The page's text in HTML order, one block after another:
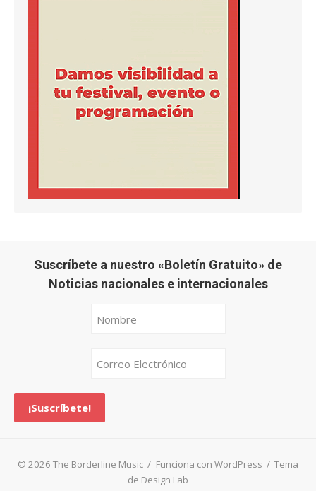
Suscríbete a nuestro «Boletín Gratuito» de
Noticias nacionales e internacionales
© 2026 The Borderline Music / Funciona con WordPress / Tema
de Design Lab